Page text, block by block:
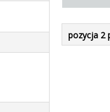
pozycja 2